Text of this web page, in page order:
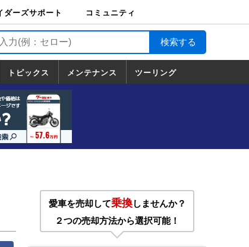
ダーズサポート
ダーズサポート
ク輸送
クガレージライ
車両保険
サービス
ク試乗
コミュニティ
トピックス
トピックス
一覧
ホンダ
ヤマハ
スズキ
カワサキ
ハーレーダ
ビッドソン
BMW
ドゥカティ
トライアン
フ
メンテナンス ツーリング
愛車を売却して乗換しませんか？
２つの売却方法から選択可能！